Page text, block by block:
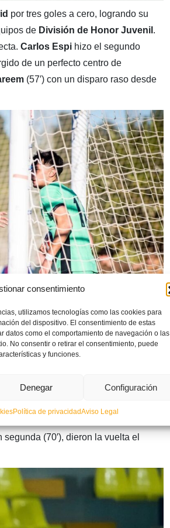
consentimiento
utilizamos tecnologías como las cookies para
del dispositivo. El consentimiento de estas
datos como el comportamiento de navegación o las
No consentir o retirar el consentimiento, puede
y funciones.
Denegar Configuración
Política de privacidadAviso Legal
por tres goles a cero, logrando su
de División de Honor Juvenil .
Carlos Espi hizo el segundo
de un perfecto centro de
(57′) con un disparo raso desde
segunda (70′), dieron la vuelta el